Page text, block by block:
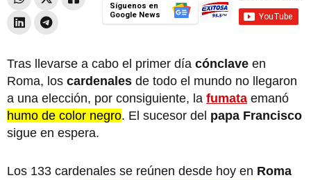
Síguenos en
Google News
Tras llevarse a cabo el primer día cónclave en
Roma, los cardenales de todo el mundo no llegaron
a una elección, por consiguiente, la fumata emanó
humo de color negro. El sucesor del papa Francisco
sigue en espera.
Los 133 cardenales se reúnen desde hoy en Roma